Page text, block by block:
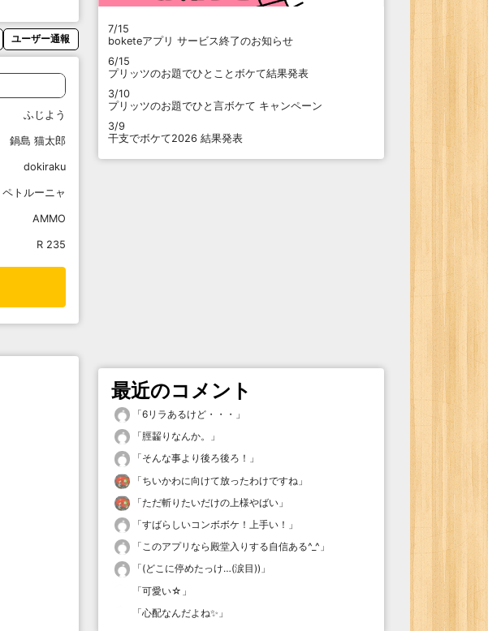
ユーザー通報
ふじよう
鍋島 猫太郎
dokiraku
ペトルーニャ
AMMO
R 235
7/15
boketeアプリ サービス終了のお知らせ
6/15
プリッツのお題でひとことボケて結果発表
3/10
プリッツのお題でひと言ボケて キャンペーン
3/9
干支でボケて2026 結果発表
最近のコメント
「6リラあるけど・・・ 」
「脛齧りなんか。
」
「そんな事より後ろ後ろ！ 」
「ちいかわに向けて放ったわけですね 」
「ただ斬りたいだけの上様やばい 」
「すばらしいコンボボケ！上手い！ 」
「このアプリなら殿堂入りする自信ある^_^ 」
「(どこに停めたっけ…(涙目)) 」
「可愛い☆ 」
「心配なんだよね✨ 」